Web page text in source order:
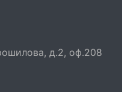
д.2, оф.208